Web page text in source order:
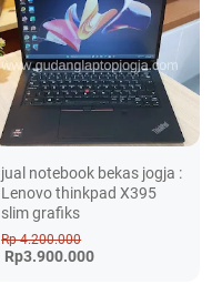
jual notebook bekas jogja :
Lenovo thinkpad X395
slim grafiks
Rp 4.200.000
Rp3.900.000